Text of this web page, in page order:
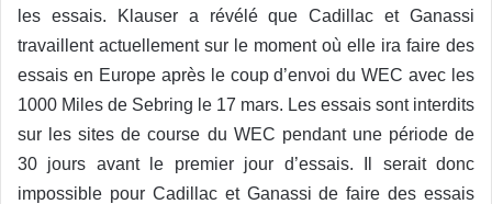
les essais.
Klauser a révélé que Cadillac et Ganassi
travaillent actuellement sur le moment où elle ira faire des
essais en Europe après le coup d’envoi du WEC avec les
1000 Miles de Sebring le 17 mars. Les essais sont interdits
sur les sites de course du WEC pendant une période de
30 jours avant le premier jour d’essais. Il serait donc
impossible pour Cadillac et Ganassi de faire des essais